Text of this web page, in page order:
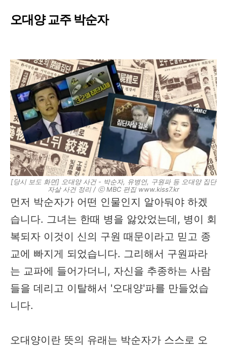
오대양 교주 박순자
[당시 보도 화면] 오대양 사건 - 박순자, 유병언, 구원파 등 오대양 집단
자살 사건 정리 / ⓒ MBC 편집 www.kiss7.kr
먼저 박순자가 어떤 인물인지 알아둬야 하겠
습니다. 그녀는 한때 병을 앓았었는데, 병이 회
복되자 이것이 신의 구원 때문이라고 믿고 종
교에 빠지게 되었습니다. 그리해서 구원파라
는 교파에 들어가더니, 자신을 추종하는 사람
들을 데리고 이탈해서 '오대양'파를 만들었습
니다.
오대양이란 뜻의 유래는 박순자가 스스로 오